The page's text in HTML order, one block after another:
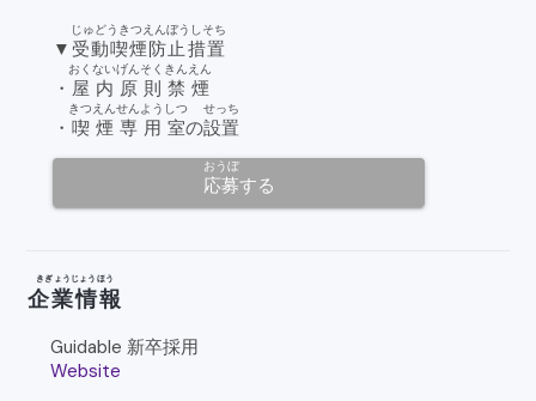
▼ 受動喫煙防止措置
じゅどうきつえんぼうしそち
・ 屋内
おくない
原則
げんそく
禁煙
きんえん
・ 喫煙
きつえん
専用
せんよう
室
しつ
の設置
せっち
応募
おうぼ
する
企業情報
きぎょうじょうほう
Guidable 新卒採用
Website